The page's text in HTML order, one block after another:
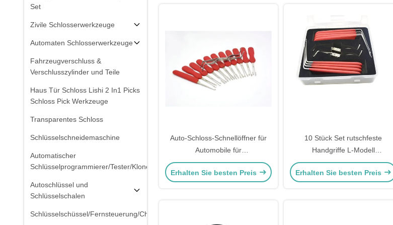
Set
Zivile Schlosserwerkzeuge
Automaten Schlosserwerkzeuge
Fahrzeugverschluss &
Verschlusszylinder und Teile
Haus Tür Schloss Lishi 2 In1 Picks
Schloss Pick Werkzeuge
Transparentes Schloss
Schlüsselschneidemaschine
Automatischer
Schlüsselprogrammierer/Tester/Kloner
Autoschlüssel und
Schlüsselschalen
Schlüsselschüssel/Fernsteuerung/Chipschlüssel
Auto-Schloss-Schnellöffner für
Automobile für
Schlosserwerkzeuge 11-teiliges
Set
Erhalten Sie besten Preis
10 Stück Set rutschfeste
Handgriffe L-Modell
Schließwerkzeug hochwertiges
Auto Schlosserwerkzeug
Erhalten Sie besten Preis